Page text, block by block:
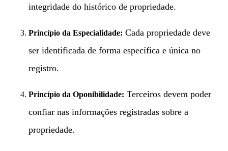
integridade do histórico de propriedade.
Princípio da Especialidade: Cada propriedade deve
ser identificada de forma específica e única no
registro.
Princípio da Oponibilidade: Terceiros devem poder
confiar nas informações registradas sobre a
propriedade.